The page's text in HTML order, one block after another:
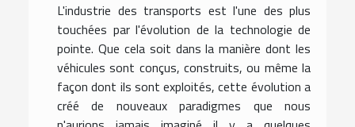
L'industrie des transports est l'une des plus
touchées par l'évolution de la technologie de
pointe. Que cela soit dans la manière dont les
véhicules sont conçus, construits, ou même la
façon dont ils sont exploités, cette évolution a
créé de nouveaux paradigmes que nous